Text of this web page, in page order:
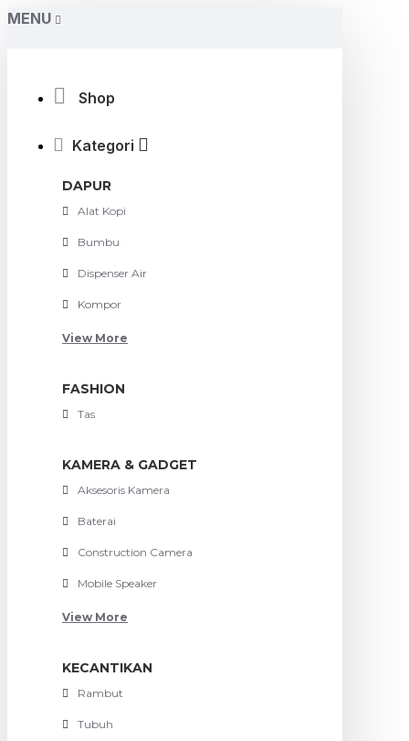
MENU
Shop
Kategori
DAPUR
Alat Kopi
Bumbu
Dispenser Air
Kompor
View More
FASHION
Tas
KAMERA & GADGET
Aksesoris Kamera
Baterai
Construction Camera
Mobile Speaker
View More
KECANTIKAN
Rambut
Tubuh